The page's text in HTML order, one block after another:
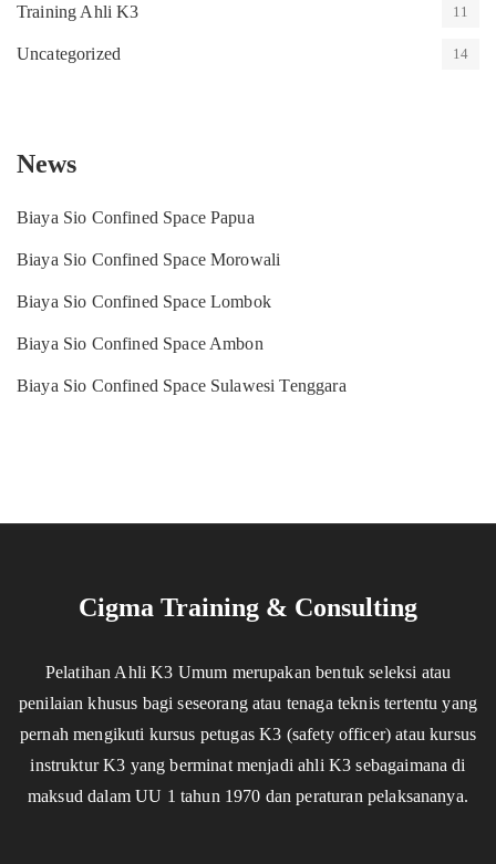
Training Ahli K3 11
Uncategorized 14
News
Biaya Sio Confined Space Papua
Biaya Sio Confined Space Morowali
Biaya Sio Confined Space Lombok
Biaya Sio Confined Space Ambon
Biaya Sio Confined Space Sulawesi Tenggara
Cigma Training & Consulting
Pelatihan Ahli K3 Umum merupakan bentuk seleksi atau
penilaian khusus bagi seseorang atau tenaga teknis tertentu yang
pernah mengikuti kursus petugas K3 (safety officer) atau kursus
instruktur K3 yang berminat menjadi ahli K3 sebagaimana di
maksud dalam UU 1 tahun 1970 dan peraturan pelaksananya.